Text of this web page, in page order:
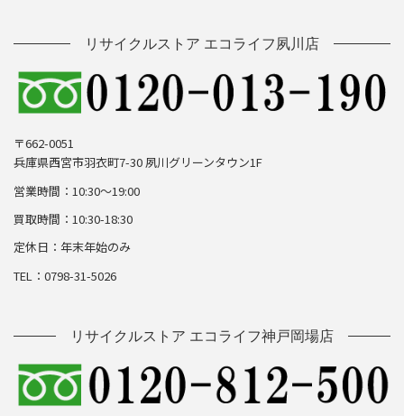
リサイクルストア エコライフ夙川店
〒662-0051
兵庫県西宮市羽衣町7-30 夙川グリーンタウン1F
営業時間：10:30～19:00
買取時間：10:30-18:30
定休日：年末年始のみ
TEL：0798-31-5026
リサイクルストア エコライフ神戸岡場店